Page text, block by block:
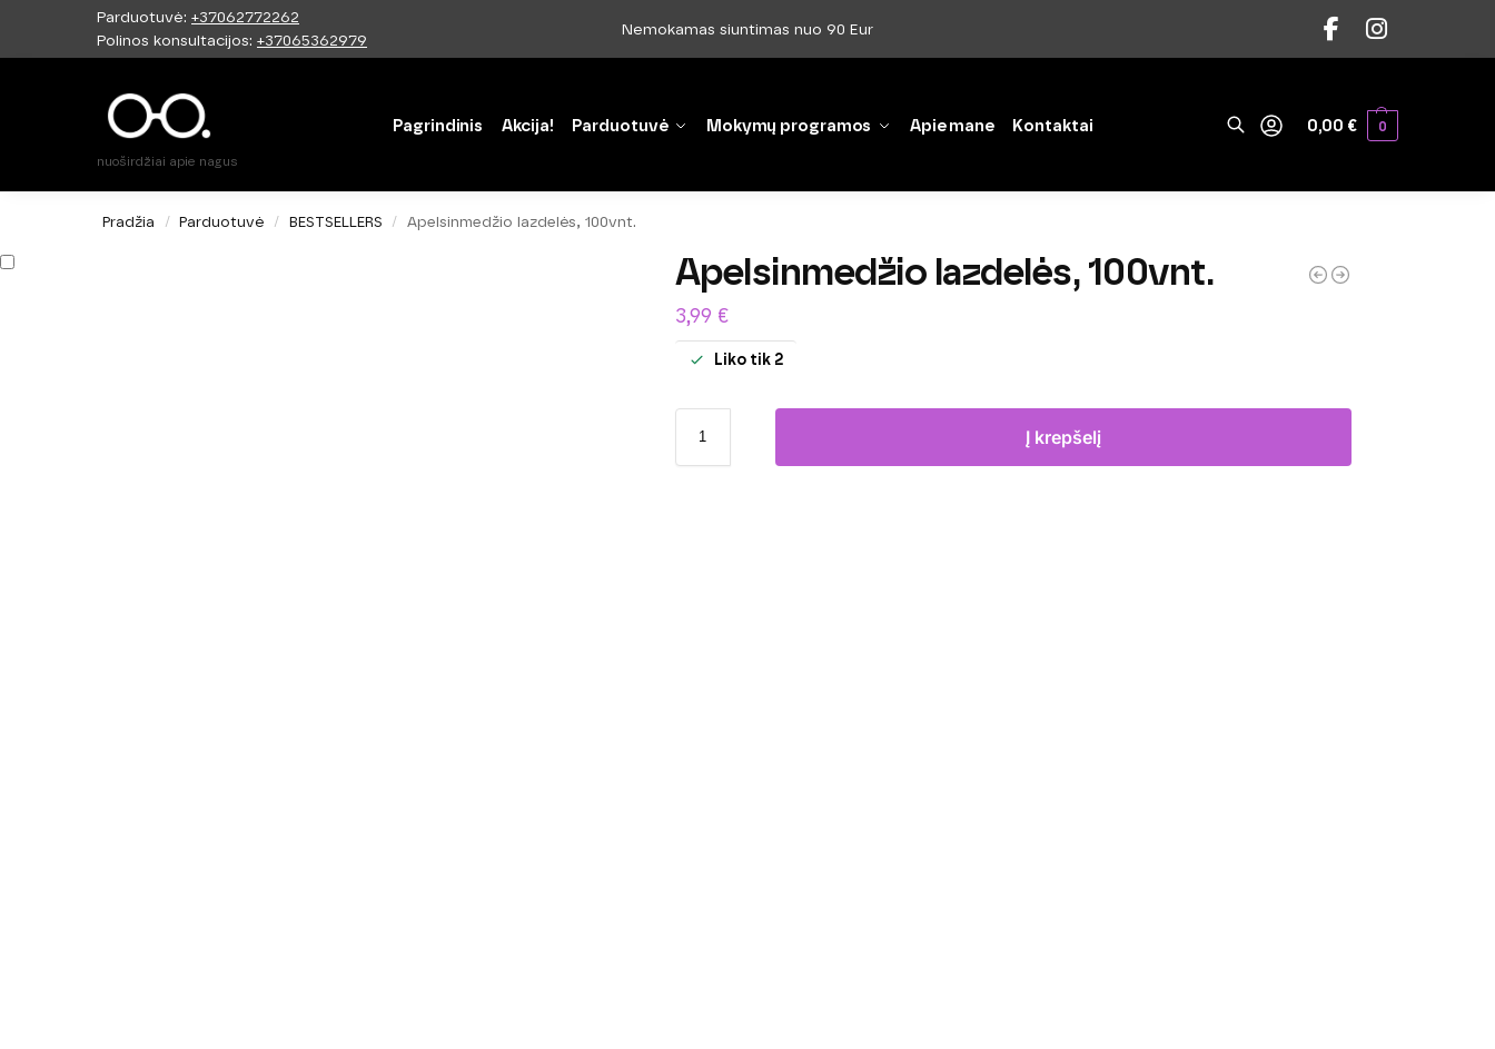
Parduotuvė: +37062772262
Polinos konsultacijos: +37065362979
Nemokamas siuntimas nuo 90 Eur
nuoširdžiai apie nagus
Pagrindinis Akcija! Parduotuvė Mokymų programos Apie mane Kontaktai
Paieška
0,00 € 0
Pradžia / Parduotuvė / BESTSELLERS / Apelsinmedžio lazdelės, 100vnt.
Apelsinmedžio lazdelės, 100vnt.
3,99 €
Liko tik 2
Į krepšelį